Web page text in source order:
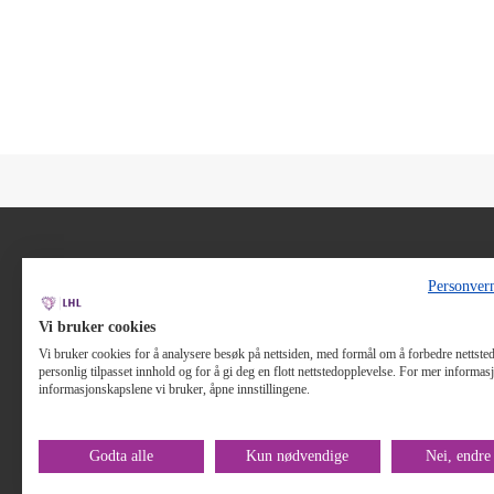
Lenker:LHL -
Vi bruker cookies
Vi bruker cookies for å analysere besøk på nettsiden, med formål om å forbedre
personlig tilpasset innhold og for å gi deg en flott nettstedopplevelse. For mer
informasjonskapslene vi bruker, åpne innstillingene.
Godta alle Kun nødvendige Nei,